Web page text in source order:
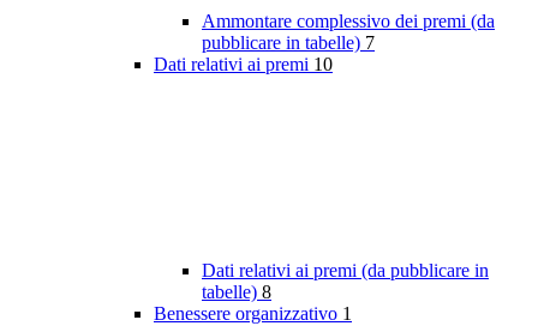
Ammontare complessivo dei premi (da
pubblicare in tabelle) 7
Dati relativi ai premi 10
Dati relativi ai premi (da pubblicare in
tabelle) 8
Benessere organizzativo 1